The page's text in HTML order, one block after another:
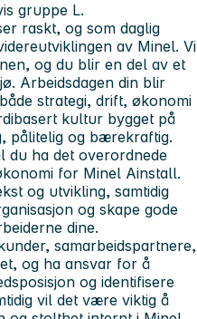
gruppe L.
raskt, og som daglig
av Minel. Vi
og du blir en del av et
Arbeidsdagen din blir
strategi, drift, økonomi
kultur bygget på
pålitelig og bærekraftig.
du ha det overordnede
for Minel Ainstall.
og utvikling, samtidig
og skape gode
dine.
samarbeidspartnere,
og ha ansvar for å
og identifisere
vil det være viktig å